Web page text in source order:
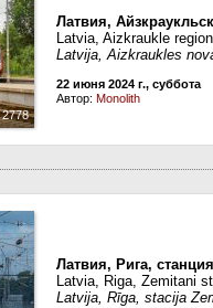
2778
Латвия,
Latvia, Aizkraukle
Latvija, Aizkraukles
22 июня 2024 г., суббота
Автор: Monolith
Латвия, Рига,
Latvia, Riga, Zemitani
Latvija, Rīga, stacija